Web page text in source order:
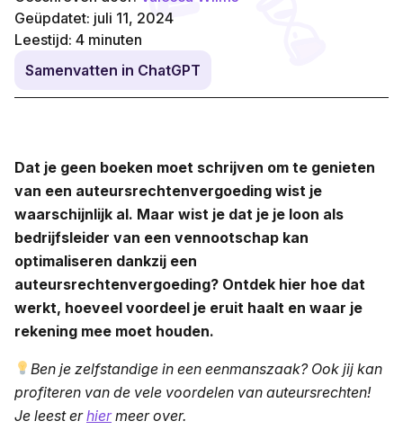
Geüpdatet: juli 11, 2024
Leestijd: 4 minuten
Samenvatten in ChatGPT
Dat je geen boeken moet schrijven om te genieten
van een auteursrechtenvergoeding wist je
waarschijnlijk al. Maar wist je dat je je loon als
bedrijfsleider van een vennootschap kan
optimaliseren dankzij een
auteursrechtenvergoeding? Ontdek hier hoe dat
werkt, hoeveel voordeel je eruit haalt en waar je
rekening mee moet houden.
Ben je zelfstandige in een eenmanszaak? Ook jij kan
profiteren van de vele voordelen van auteursrechten!
Je leest erhiermeer over.